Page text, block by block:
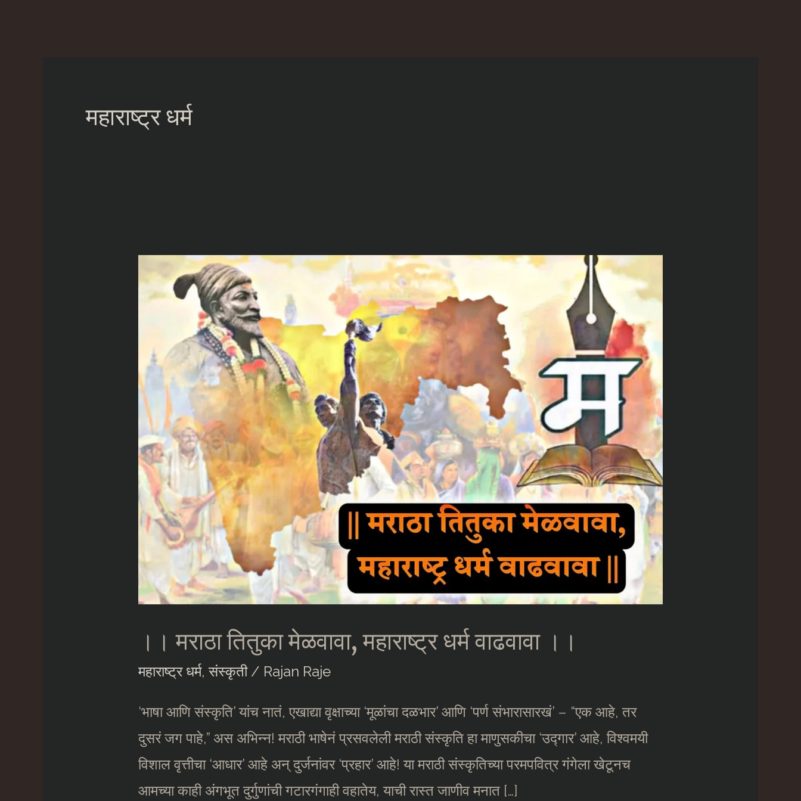
महाराष्ट्र धर्म
।। मराठा तितुका मेळवावा, महाराष्ट्र धर्म वाढवावा ।।
महाराष्ट्र धर्म,संस्कृती/ Rajan Raje
‘भाषा आणि संस्कृति’ यांच नातं, एखाद्या वृक्षाच्या ‘मूळांचा दळभार’ आणि ‘पर्ण संभारासारखं’ – “एक आहे, तर
दुसरं जग पाहे,” अस अभिन्न! मराठी भाषेनं प्रसवलेली मराठी संस्कृति हा माणुसकीचा ‘उद्गार’ आहे, विश्वमयी
विशाल वृत्तीचा ‘आधार’ आहे अन् दुर्जनांवर ‘प्रहार’ आहे! या मराठी संस्कृतिच्या परमपवित्र गंगेला खेटूनच
आमच्या काही अंगभूत दुर्गुणांची गटारगंगाही वहातेय, याची रास्त जाणीव मनात […]